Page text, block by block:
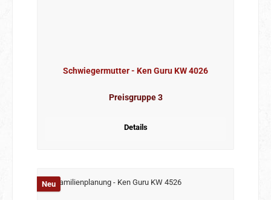
Schwiegermutter - Ken Guru KW 4026
Preisgruppe 3
Details
Neu